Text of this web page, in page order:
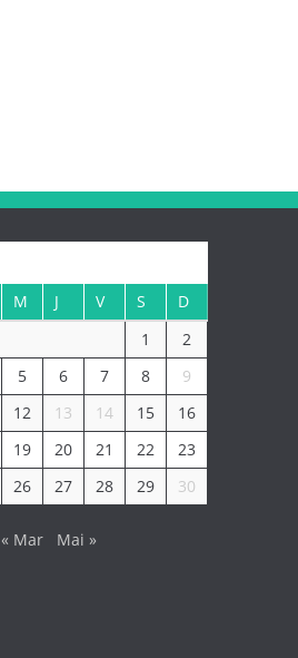
M J V S
D
1
2
5 6 7 8
9
12 13 14 15
16
19 20 21 22
23
26 27 28 29 30
« Mar Mai »